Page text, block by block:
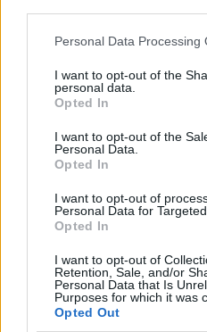
Please note that this website/
not limited to your visit or
grant or deny consent to
use your data for below
consent section.
Personal Data Processing
I want to opt-out of the
personal data.
Opted In
I want to opt-out of the
Personal Data.
Opted In
I want to opt-out of
Personal Data for
Opted In
I want to opt-out of
Retention, Sale, and/or
Personal Data that Is
Purposes for which it was
Opted Out
ΟΛΕΣ ΟΙ ΕΙΔΗΣΕΙΣ
Πληθαίνουν τα σημάδια
των ΗΠΑ στο Ιράν -
Ανατολή